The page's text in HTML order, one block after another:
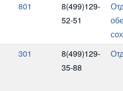
801
8(499)129-
52-51
301
8(499)129-
35-88